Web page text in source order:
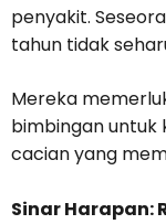
penyakit.
tahun tidak
Mereka
bimbingan
cacian yang
Sinar Harapan: